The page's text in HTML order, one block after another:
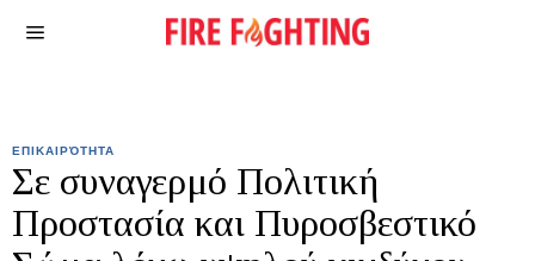
ΕΠΙΚΑΙΡΌΤΗΤΑ
Σε συναγερμό Πολιτική
Προστασία και Πυροσβεστικό